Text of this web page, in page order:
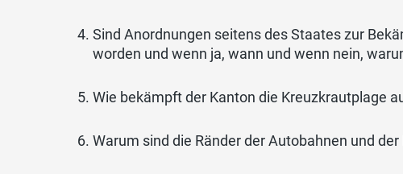
Sind Anordnungen seitens des Staates zur
worden und wenn ja, wann und wenn nein,
Wie bekämpft der Kanton die Kreuzkrautplage
Warum sind die Ränder der Autobahnen und